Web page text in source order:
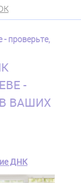
- проверьте,
-
ВАШИХ
ДНК